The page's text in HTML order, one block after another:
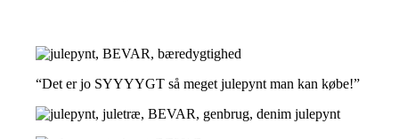
“Det er jo SYYYYGT så meget julepynt man kan købe!”